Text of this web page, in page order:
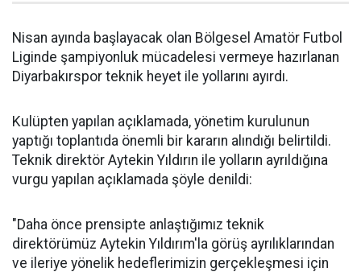
Nisan ayında başlayacak olan Bölgesel Amatör Futbol
Liginde şampiyonluk mücadelesi vermeye hazırlanan
Diyarbakırspor teknik heyet ile yollarını ayırdı.
Kulüpten yapılan açıklamada, yönetim kurulunun
yaptığı toplantıda önemli bir kararın alındığı belirtildi.
Teknik direktör Aytekin Yıldırın ile yolların ayrıldığına
vurgu yapılan açıklamada şöyle denildi:
"Daha önce prensipte anlaştığımız teknik
direktörümüz Aytekin Yıldırım'la görüş ayrılıklarından
ve ileriye yönelik hedeflerimizin gerçekleşmesi için